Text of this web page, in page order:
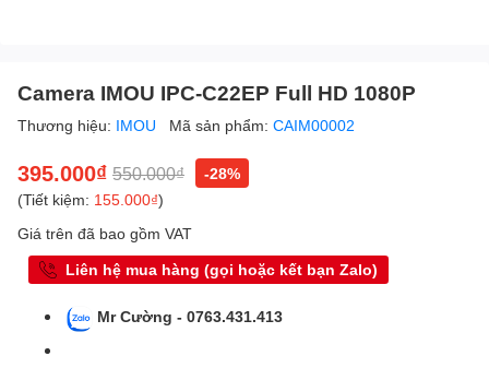
Camera IMOU IPC-C22EP Full HD 1080P
Thương hiệu: IMOU Mã sản phẩm: CAIM00002
395.000₫ 550.000₫
-28%
(Tiết kiệm: 155.000₫)
Giá trên đã bao gồm VAT
Liên hệ mua hàng (gọi hoặc kết bạn Zalo)
Mr Cường - 0763.431.413